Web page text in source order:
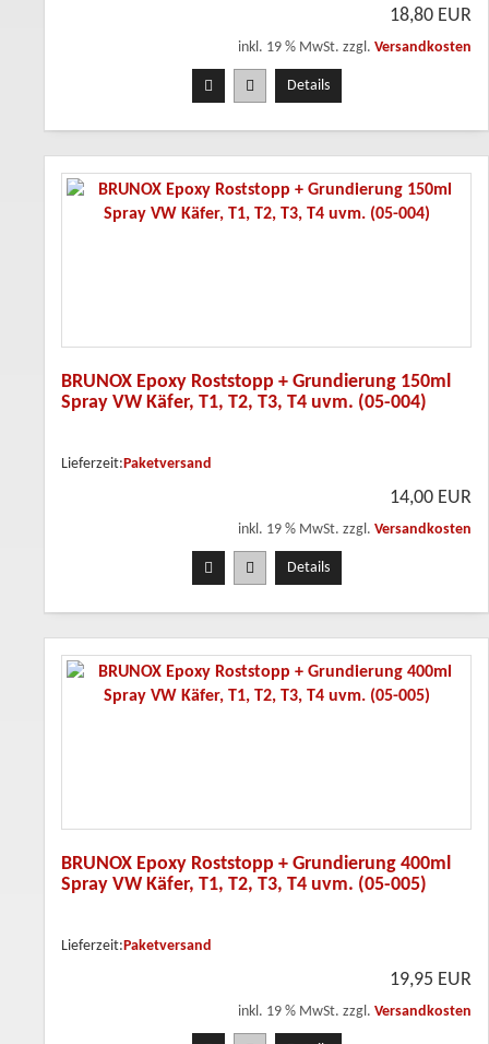
18,80 EUR
inkl. 19 % MwSt. zzgl. Versandkosten
Details
BRUNOX Epoxy Roststopp + Grundierung 150ml
Spray VW Käfer, T1, T2, T3, T4 uvm. (05-004)
Lieferzeit: Paketversand
14,00 EUR
inkl. 19 % MwSt. zzgl. Versandkosten
Details
BRUNOX Epoxy Roststopp + Grundierung 400ml
Spray VW Käfer, T1, T2, T3, T4 uvm. (05-005)
Lieferzeit: Paketversand
19,95 EUR
inkl. 19 % MwSt. zzgl. Versandkosten